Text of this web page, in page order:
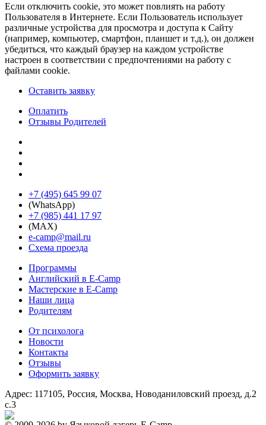
Если отключить cookie, это может повлиять на работу
Пользователя в Интернете. Если Пользователь использует
различные устройства для просмотра и доступа к Сайту
(например, компьютер, смартфон, планшет и т.д.), он должен
убедиться, что каждый браузер на каждом устройстве
настроен в соответствии с предпочтениями на работу с
файлами cookie.
Оставить заявку
Оплатить
Отзывы Родителей
+7 (495) 645 99 07
(WhatsApp)
+7 (985) 441 17 97
(MAX)
e-camp@mail.ru
Схема проезда
Программы
Английский в E-Camp
Мастерские в E-Camp
Наши лица
Родителям
От психолога
Новости
Контакты
Отзывы
Оформить заявку
Адрес: 117105, Россия, Москва, Новоданиловский проезд, д.2
с.3